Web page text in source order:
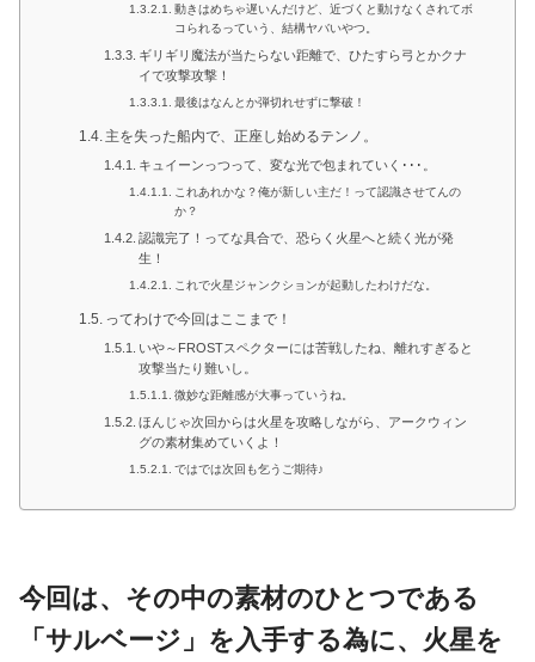
動きはめちゃ遅いんだけど、近づくと動けなくされてボ
コられるっていう、結構ヤバいやつ。
ギリギリ魔法が当たらない距離で、ひたすら弓とかクナ
イで攻撃攻撃！
最後はなんとか弾切れせずに撃破！
主を失った船内で、正座し始めるテンノ。
キュイーンっつって、変な光で包まれていく･･･。
これあれかな？俺が新しい主だ！って認識させてんの
か？
認識完了！ってな具合で、恐らく火星へと続く光が発
生！
これで火星ジャンクションが起動したわけだな。
ってわけで今回はここまで！
いや～FROSTスペクターには苦戦したね、離れすぎると
攻撃当たり難いし。
微妙な距離感が大事っていうね。
ほんじゃ次回からは火星を攻略しながら、アークウィン
グの素材集めていくよ！
ではでは次回も乞うご期待♪
今回は、その中の素材のひとつである
「サルベージ」を入手する為に、火星を